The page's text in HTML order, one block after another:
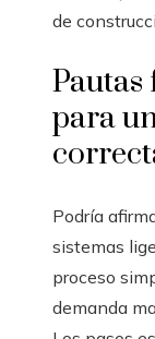
de
Pautas
para
Podría
sistemas
proceso
demanda